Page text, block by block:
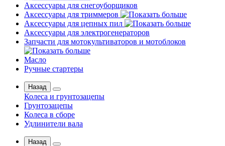
Аксессуары для снегоуборщиков
Аксессуары для триммеров
Аксессуары для цепных пил
Аксессуары для электрогенераторов
Запчасти для мотокультиваторов и мотоблоков
Масло
Ручные стартеры
Назад
Колеса и грунтозацепы
Грунтозацепы
Колеса в сборе
Удлинители вала
Назад